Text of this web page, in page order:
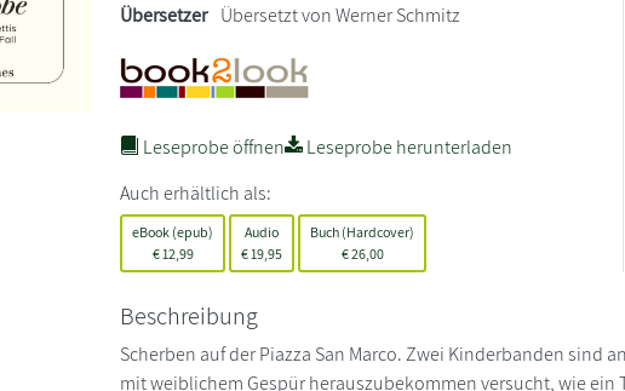
Übersetzer Übersetzt von Werner Schmitz
Leseprobe öffnen
Leseprobe herunterladen
Auch erhältlich als:
eBook (epub)
€12,99
Audio
€ 19,95
Buch (Hardcover)
€26,00
Beschreibung
Scherben auf der Piazza San Marco. Zwei Kinderbanden
mit weiblichem Gespür herauszubekommen versucht, wie